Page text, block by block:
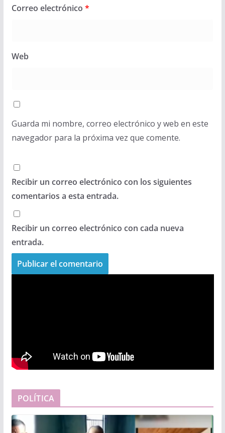
Correo electrónico *
Web
Guarda mi nombre, correo electrónico y web en este
navegador para la próxima vez que comente.
Recibir un correo electrónico con los siguientes
comentarios a esta entrada.
Recibir un correo electrónico con cada nueva
entrada.
POLÍTICA